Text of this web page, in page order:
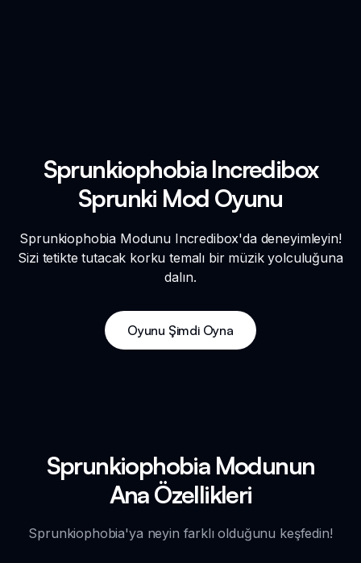
Sprunkiophobia Incredibox
Sprunki Mod Oyunu
Sprunkiophobia Modunu Incredibox'da deneyimleyin!
Sizi tetikte tutacak korku temalı bir müzik yolculuğuna
dalın.
Oyunu Şimdi Oyna
Sprunkiophobia Modunun
Ana Özellikleri
Sprunkiophobia'ya neyin farklı olduğunu keşfedin!